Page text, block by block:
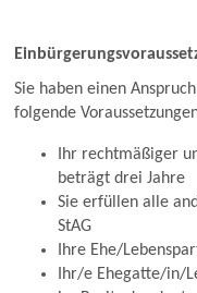
Sie haben einen
folgende
Ihr rechtmäßiger
beträgt drei Jahre
Sie erfüllen alle
StAG
Ihre Ehe/
Ihr/e Ehegatte/in/